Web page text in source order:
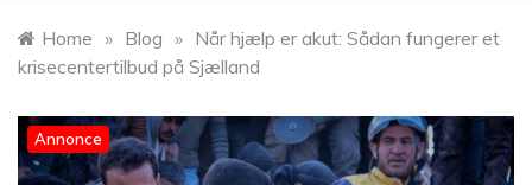
Home » Blog » Når hjælp er akut: Sådan fungerer et
krisecentertilbud på Sjælland
Annonce